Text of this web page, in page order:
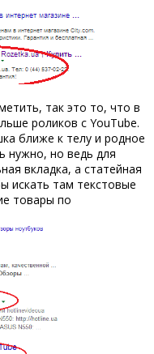
так это то, что в
роликов с YouTube.
ближе к телу и родное
нужно, но ведь для
вкладка, а статейная
искать там текстовые
товары по